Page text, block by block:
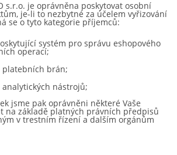
s.r.o. je oprávněna poskytovat osobní
je-li to nezbytné za účelem vyřizování
se o tyto kategorie příjemců:
systém pro správu eshopového
operací;
platebních brán;
analytických nástrojů;
jsme pak oprávněni některé Vaše
na základě platných právních předpisů
v trestním řízení a dalším orgánům